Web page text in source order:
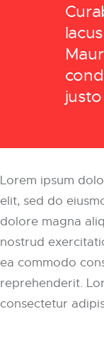
Lorem ipsum
elit, sed do
dolore magna
nostrud
ea commodo
reprehenderit.
consectetur